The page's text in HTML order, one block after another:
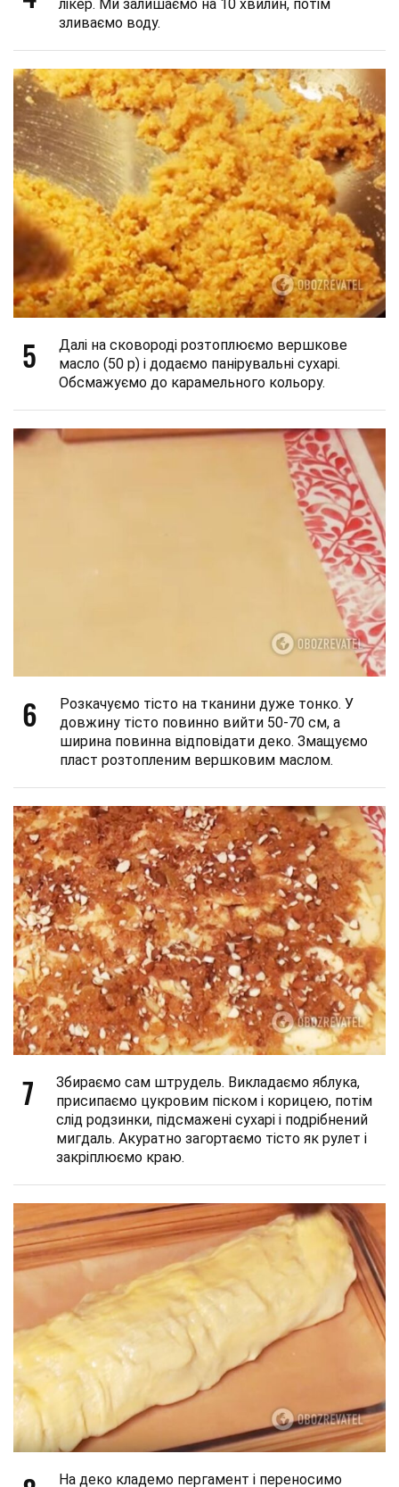
лікер. Ми залишаємо на 10 хвилин, потім
зливаємо воду.
5
Далі на сковороді розтоплюємо вершкове
масло (50 р) і додаємо панірувальні сухарі.
Обсмажуємо до карамельного кольору.
6
Розкачуємо тісто на тканини дуже тонко. У
довжину тісто повинно вийти 50-70 см, а
ширина повинна відповідати деко. Змащуємо
пласт розтопленим вершковим маслом.
7
Збираємо сам штрудель. Викладаємо яблука,
присипаємо цукровим піском і корицею, потім
слід родзинки, підсмажені сухарі і подрібнений
мигдаль. Акуратно загортаємо тісто як рулет і
закріплюємо краю.
На деко кладемо пергамент і переносимо